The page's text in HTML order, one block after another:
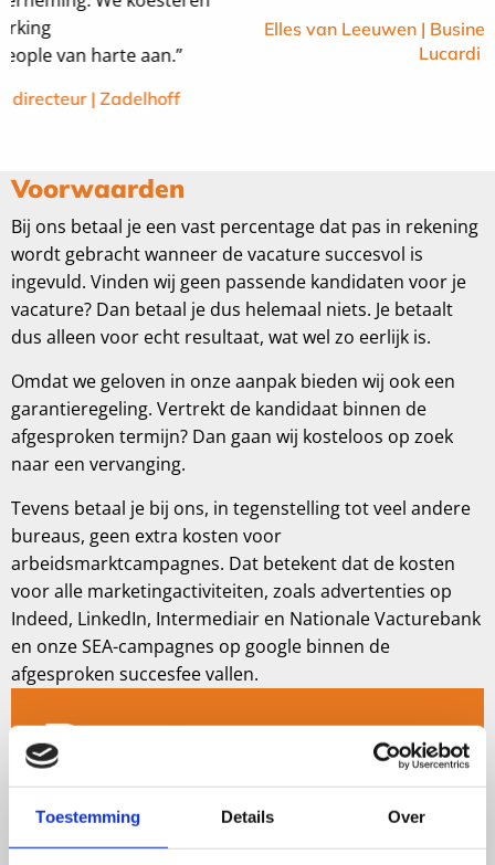
Toestemming Details Over
Elles van Leeuwen | Business Development Manager |
Lucardi Juwelier
Bij ons betaal je een vast percentage dat pas in rekening
wordt gebracht wanneer de vacature succesvol is
ingevuld. Vinden wij geen passende kandidaten voor je
vacature? Dan betaal je dus helemaal niets. Je betaalt
dus alleen voor echt resultaat, wat wel zo eerlijk is.
Omdat we geloven in onze aanpak bieden wij ook een
garantieregeling. Vertrekt de kandidaat binnen de
afgesproken termijn? Dan gaan wij kosteloos op zoek
naar een vervanging.
Tevens betaal je bij ons, in tegenstelling tot veel andere
bureaus, geen extra kosten voor
arbeidsmarktcampagnes. Dat betekent dat de kosten
voor alle marketingactiviteiten, zoals advertenties op
Indeed, LinkedIn, Intermediair en Nationale Vacturebank
en onze SEA-campagnes op google binnen de
afgesproken succesfee vallen.